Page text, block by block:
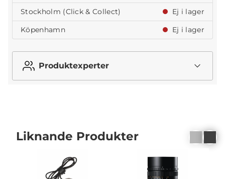
Stockholm (Click & Collect)
Ej i lager
Köpenhamn
Ej i lager
Produktexperter
Liknande Produkter